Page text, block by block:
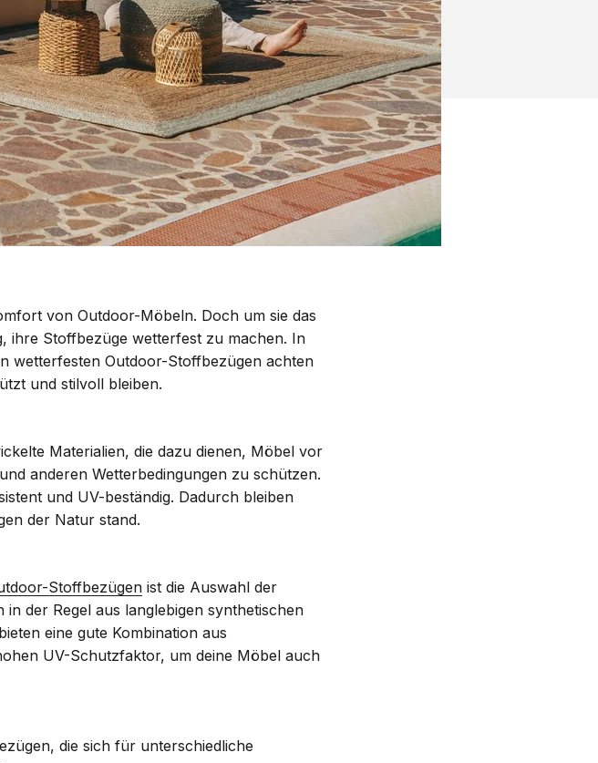
von Outdoor-Möbeln. Doch um sie das
ihre Stoffbezüge wetterfest zu machen. In
wetterfesten Outdoor-Stoffbezügen achten
und stilvoll bleiben.
Materialien, die dazu dienen, Möbel vor
anderen Wetterbedingungen zu schützen.
und UV-beständig. Dadurch bleiben
der Natur stand.
Stoffbezügen ist die Auswahl der
der Regel aus langlebigen synthetischen
eine gute Kombination aus
UV-Schutzfaktor, um deine Möbel auch
die sich für unterschiedliche